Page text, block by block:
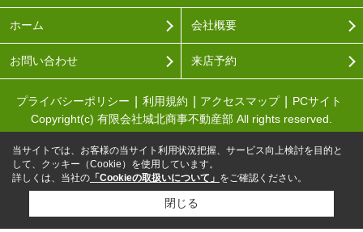
ホーム 会社概要
お問い合わせ 来店予約
プライバシーポリシー 利用規約 アクセスマップ
PCサイト
Copyright(c) 有限会社城北商事不動産部 All rights reserved.
当サイトでは、お客様の当サイト利用状況把握、サービス向上検討を目的と
して、クッキー（Cookie）を使用しています。
詳しくは、当社の 「Cookieの取扱いについて」 をご確認ください。
閉じる